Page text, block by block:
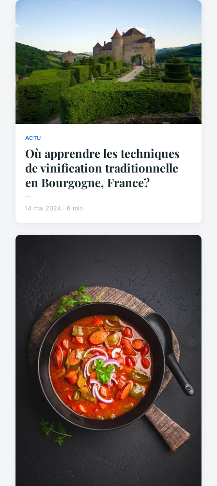
ACTU
Où apprendre les techniques
de vinification traditionnelle
en Bourgogne, France?
...
14 mai 2024 · 6 min